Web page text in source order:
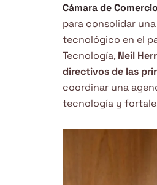
Cámara de
para consolidar una
tecnológico en el
Tecnología, Neil
directivos de las
coordinar una
tecnología y